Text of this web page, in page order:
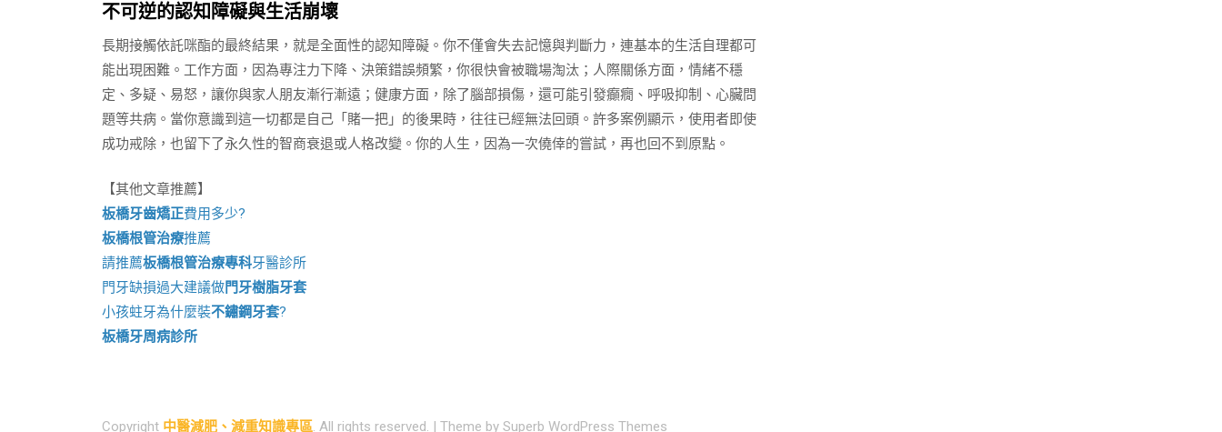
不可逆的認知障礙與生活崩壞
長期接觸依託咪酯的最終結果，就是全面性的認知障礙。你不僅會失去記憶與判斷力，連基本的生活自理都可
能出現困難。工作方面，因為專注力下降、決策錯誤頻繁，你很快會被職場淘汰；人際關係方面，情緒不穩
定、多疑、易怒，讓你與家人朋友漸行漸遠；健康方面，除了腦部損傷，還可能引發癲癇、呼吸抑制、心臟問
題等共病。當你意識到這一切都是自己「賭一把」的後果時，往往已經無法回頭。許多案例顯示，使用者即使
成功戒除，也留下了永久性的智商衰退或人格改變。你的人生，因為一次僥倖的嘗試，再也回不到原點。
【其他文章推薦】
板橋牙齒矯正費用多少?
板橋根管治療推薦
請推薦板橋根管治療專科牙醫診所
門牙缺損過大建議做門牙樹脂牙套
小孩蛀牙為什麼裝不鏽鋼牙套?
板橋牙周病診所
Copyright 中醫減肥、減重知識專區. All rights reserved. | Theme by Superb WordPress Themes